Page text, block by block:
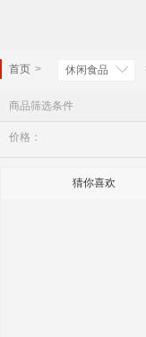
首页 > 休闲食品
商品筛选条件
价格：
猜你喜欢